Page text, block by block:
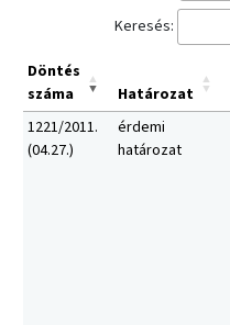
Keresés:
Döntés
száma
Határozat
1221/2011.
(04.27.)
érdemi
határozat